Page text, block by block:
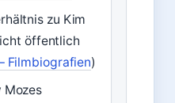
zu Kim
öffentlich
Filmbiografien)
Mozes